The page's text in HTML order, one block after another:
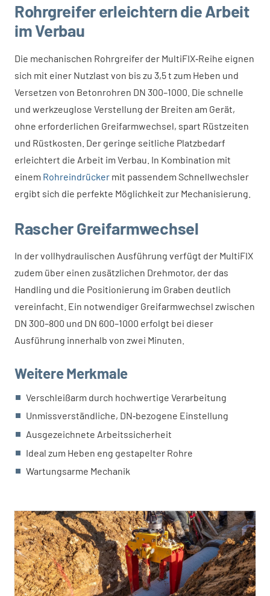
BSO
LEISTUNGEN
VERBAUSYSTEME
Rohrgreifer erleichtern die Arbeit
im Verbau
Die mechanischen Rohrgreifer der MultiFIX‑Reihe eignen
sich mit einer Nutzlast von bis zu 3,5 t zum Heben und
Versetzen von Betonrohren DN 300–1000. Die schnelle
und werkzeuglose Verstellung der Breiten am Gerät,
ohne erforderlichen Greifarmwechsel, spart Rüstzeiten
und Rüstkosten. Der geringe seitliche Platzbedarf
erleichtert die Arbeit im Verbau. In Kombination mit
einem Rohreindrücker mit passendem Schnellwechsler
ergibt sich die perfekte Möglichkeit zur Mechanisierung.
Rascher Greifarmwechsel
In der vollhydraulischen Ausführung verfügt der MultiFIX
zudem über einen zusätzlichen Drehmotor, der das
Handling und die Positionierung im Graben deutlich
vereinfacht. Ein notwendiger Greifarmwechsel zwischen
DN 300–800 und DN 600–1000 erfolgt bei dieser
Ausführung innerhalb von zwei Minuten.
Weitere Merkmale
Verschleißarm durch hochwertige Verarbeitung
Unmissverständliche, DN‑bezogene Einstellung
Ausgezeichnete Arbeitssicherheit
Ideal zum Heben eng gestapelter Rohre
Wartungsarme Mechanik